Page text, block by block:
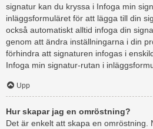
signatur kan du kryssa i Infoga min
inläggsformuläret för att lägga till din
också automatiskt alltid infoga din
genom att ändra inställningarna i din
förhindra att signaturen infogas i
Infoga min signatur-rutan i
Upp
Hur skapar jag en omröstning?
Det är enkelt att skapa en omröstning.